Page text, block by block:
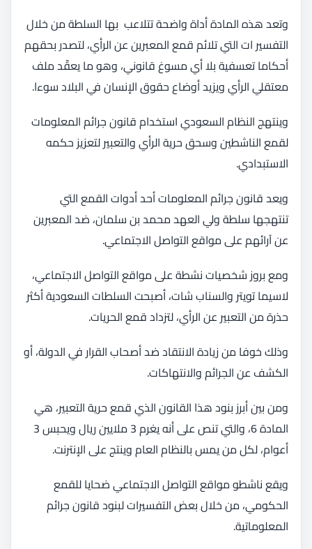
وتعد هذه المادة أداة واضحة تتلاعب بها السلطة من خلال
التفسير ات التي تلائم قمع المعبرين عن الرأي، لتصدر بحقهم
أحكاما تعسفية بلا أي مسوغ قانوني، وهو ما يعقّد ملف
معتقلي الرأي ويزيد أوضاع حقوق الإنسان في البلاد سوءا.
وينتهج النظام السعودي استخدام قانون جرائم المعلومات
لقمع الناشطين وسحق حرية الرأي والتعبير لتعزيز حكمه
الاستبدادي.
ويعد قانون جرائم المعلومات أحد أدوات القمع التي
تنتهجها سلطة ولي العهد محمد بن سلمان، ضد المعبرين
عن آرائهم على مواقع التواصل الاجتماعي.
ومع بروز شخصيات نشطة على مواقع التواصل الاجتماعي،
لاسيما تويتر والسناب شات، أصبحت السلطات السعودية أكثر
حذرة من التعبير عن الرأي، لتزداد قمع الحريات.
وذلك خوفا من زيادة الانتقاد ضد أصحاب القرار في الدولة، أو
الكشف عن الجرائم والانتهاكات.
ومن بين أبرز بنود هذا القانون الذي قمع حرية التعبير، هي
المادة 6، والتي تنص على أنه يغرم 3 ملايين ريال ويحبس 3
أعوام، لكل من يمس بالنظام العام وينتج على الإنترنت.
ويقع ناشطو مواقع التواصل الاجتماعي ضحايا للقمع
الحكومي، من خلال بعض التفسيرات لبنود قانون جرائم
المعلوماتية.